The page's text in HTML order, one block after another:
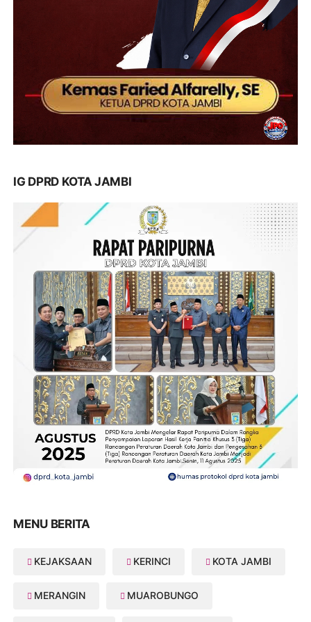
IG DPRD KOTA JAMBI
MENU BERITA
KEJAKSAAN KERINCI KOTA JAMBI
MERANGIN MUAROBUNGO